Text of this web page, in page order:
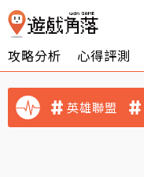
攻略分析 心得評測
英雄聯盟